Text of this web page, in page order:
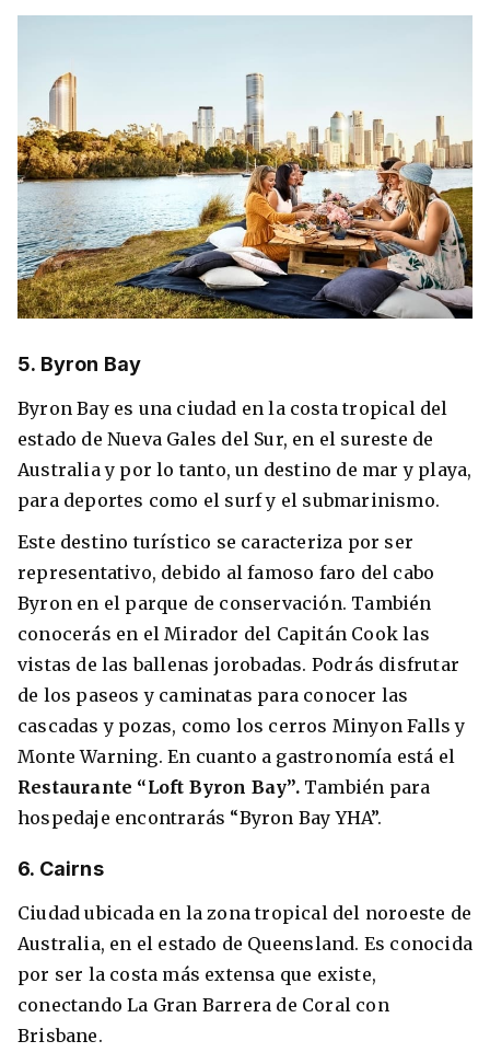
5. Byron Bay
Byron Bay es una ciudad en la costa tropical del
estado de Nueva Gales del Sur, en el sureste de
Australia y por lo tanto, un destino de mar y playa,
para deportes como el surf y el submarinismo.
Este destino turístico se caracteriza por ser
representativo, debido al famoso faro del cabo
Byron en el parque de conservación. También
conocerás en el Mirador del Capitán Cook las
vistas de las ballenas jorobadas. Podrás disfrutar
de los paseos y caminatas para conocer las
cascadas y pozas, como los cerros Minyon Falls y
Monte Warning. En cuanto a gastronomía está el
Restaurante “Loft Byron Bay”.También para
hospedaje encontrarás “Byron Bay YHA”.
6. Cairns
Ciudad ubicada en la zona tropical del noroeste de
Australia, en el estado de Queensland. Es conocida
por ser la costa más extensa que existe,
conectando La Gran Barrera de Coral con
Brisbane.